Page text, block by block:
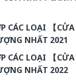
CÁC LOẠI 【CỬA
NHẤT 2021
CÁC LOẠI 【CỬA
NHẤT 2022